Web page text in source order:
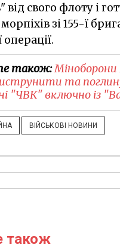
від свого флоту і
зі 155-ї
також:
та
"ЧВК" включно із
ВІЙСЬКОВІ НОВИНИ
також